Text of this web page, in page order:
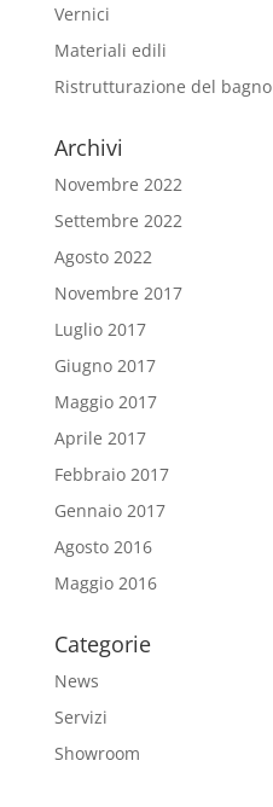
Vernici
Materiali edili
Ristrutturazione del bagno
Archivi
Novembre 2022
Settembre 2022
Agosto 2022
Novembre 2017
Luglio 2017
Giugno 2017
Maggio 2017
Aprile 2017
Febbraio 2017
Gennaio 2017
Agosto 2016
Maggio 2016
Categorie
News
Servizi
Showroom